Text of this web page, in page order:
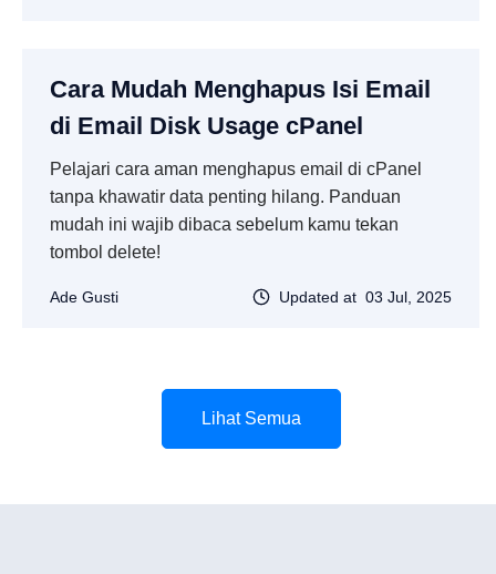
Cara Mudah Menghapus Isi Email
di Email Disk Usage cPanel
Pelajari cara aman menghapus email di cPanel
tanpa khawatir data penting hilang. Panduan
mudah ini wajib dibaca sebelum kamu tekan
tombol delete!
Ade Gusti Updated at 03 Jul, 2025
Lihat Semua